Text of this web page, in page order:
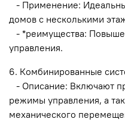
- Применение:
домов с несколькими
- *реимущества:
управления.
6. Комбинированные
- Описание: Включают
режимы управления, а
механического